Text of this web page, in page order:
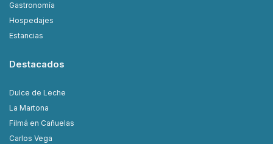
Gastronomía
Hospedajes
Estancias
Destacados
Dulce de Leche
La Martona
Filmá en Cañuelas
Carlos Vega